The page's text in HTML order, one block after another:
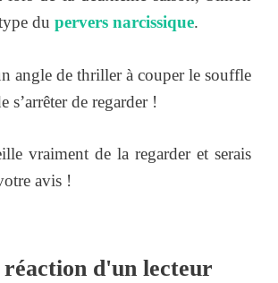
du pervers narcissique.
angle de thriller à couper le souffle
s’arrêter de regarder !
vraiment de la regarder et serais
avis !
d'un lecteur